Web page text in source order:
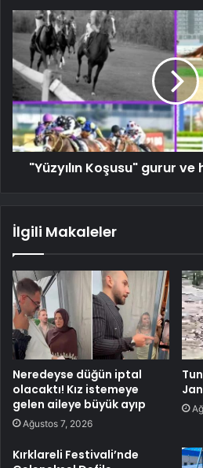
"Yüzyılın Koşusu" gurur
İlgili Makaleler
Neredeyse düğün iptal
olacaktı! Kız istemeye
gelen aileye büyük ayıp
Ağustos 7, 2026
Kırklareli Festivali’nde